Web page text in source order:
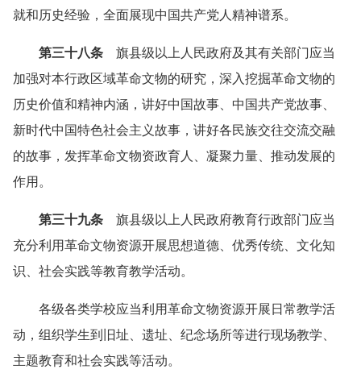
就和历史经验，全面展现中国共产党人精神谱系。
第三十八条 旗县级以上人民政府及其有关部门应当
加强对本行政区域革命文物的研究，深入挖掘革命文物的
历史价值和精神内涵，讲好中国故事、中国共产党故事、
新时代中国特色社会主义故事，讲好各民族交往交流交融
的故事，发挥革命文物资政育人、凝聚力量、推动发展的
作用。
第三十九条 旗县级以上人民政府教育行政部门应当
充分利用革命文物资源开展思想道德、优秀传统、文化知
识、社会实践等教育教学活动。
各级各类学校应当利用革命文物资源开展日常教学活
动，组织学生到旧址、遗址、纪念场所等进行现场教学、
主题教育和社会实践等活动。